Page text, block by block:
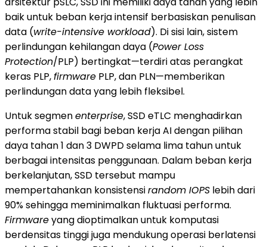
baik untuk beban kerja intensif berbasiskan penulisan
data (write-intensive workload). Di sisi lain, sistem
perlindungan kehilangan daya (Power Loss
Protection/PLP) bertingkat—terdiri atas perangkat
keras PLP,firmware PLP, dan PLN—memberikan
perlindungan data yang lebih fleksibel.
Untuk segmenenterprise, SSD eTLC menghadirkan
performa stabil bagi beban kerja AI dengan pilihan
daya tahan 1 dan 3 DWPD selama lima tahun untuk
berbagai intensitas penggunaan. Dalam beban kerja
berkelanjutan, SSD tersebut mampu
mempertahankan konsistensirandom IOPS lebih dari
90% sehingga meminimalkan fluktuasi performa.
Firmwareyang dioptimalkan untuk komputasi
berdensitas tinggi juga mendukung operasi berlatensi